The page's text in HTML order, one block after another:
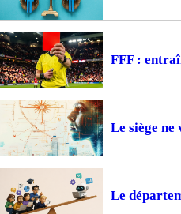
FFF :
Le siège
Le